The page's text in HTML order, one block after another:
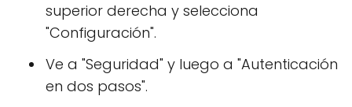
superior derecha y selecciona
"Configuración".
Ve a "Seguridad" y luego a "Autenticación
en dos pasos".